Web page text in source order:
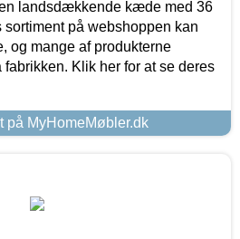
landsdækkende kæde med 36
sortiment på webshoppen kan
og mange af produkterne
fabrikken. Klik her for at se deres
på MyHomeMøbler.dk